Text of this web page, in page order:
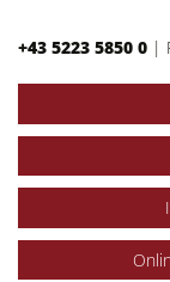
+43 5223 5850 0 |